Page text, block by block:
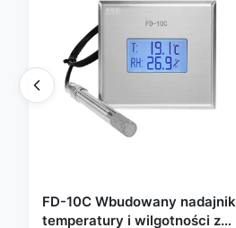
FD-10C Wbudowany nadajnik
temperatury i wilgotności z